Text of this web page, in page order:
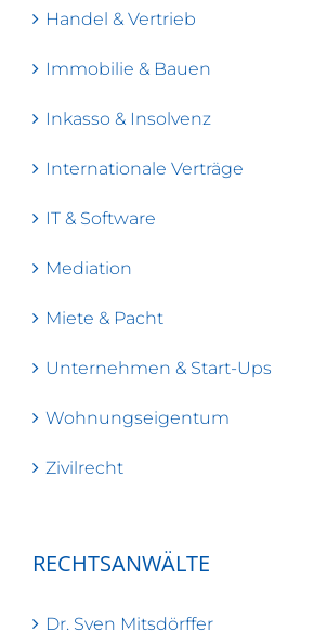
Handel & Vertrieb
Immobilie & Bauen
Inkasso & Insolvenz
Internationale Verträge
IT & Software
Mediation
Miete & Pacht
Unternehmen & Start-Ups
Wohnungseigentum
Zivilrecht
RECHTSANWÄLTE
Dr. Sven Mitsdörffer